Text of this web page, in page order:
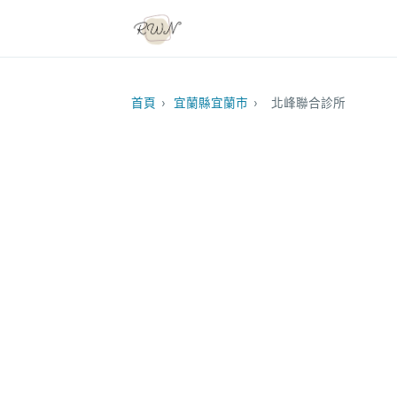
首頁 › 宜蘭縣宜蘭市 › 北峰聯合診所